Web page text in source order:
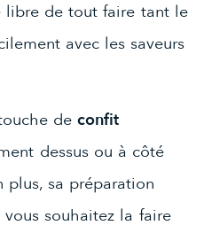
libre de tout faire tant le
avec les saveurs
deconfit
dessus ou à côté
plus, sa préparation
souhaitez la faire